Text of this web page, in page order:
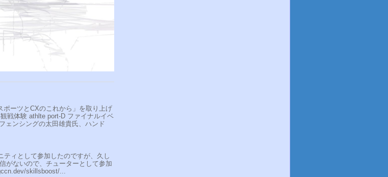
ーツとCXのこれから」を取り上げ
戦体験 athlte port-D ファイナルイベ
ェンシングの太田雄貴氏、ハンド
ィとして参加したのですが、久し
がないので、チューターとして参加
skillsboost/...